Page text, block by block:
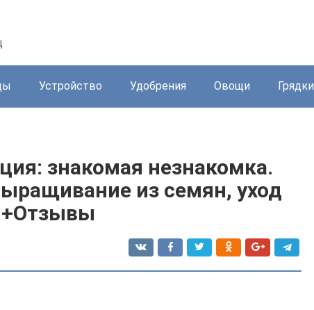
Устройство Удобрения Овощи Грядки
знакомая незнакомка.
из семян, уход
+Отзывы